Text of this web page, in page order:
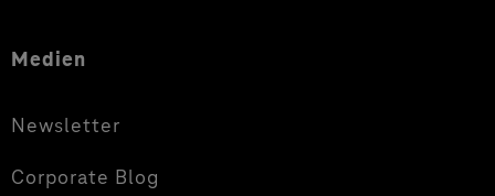
Medien
Newsletter
Corporate Blog